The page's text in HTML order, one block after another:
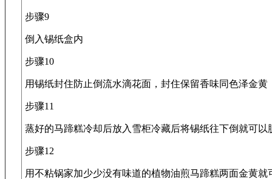
步骤9
倒入锡纸盒内
步骤10
用锡纸封住防止倒流水滴花面，封住保留香味同色泽金黄
步骤11
蒸好的马蹄糕冷却后放入雪柜冷藏后将锡纸往下倒就可以
步骤12
用不粘锅家加少少没有味道的植物油煎马蹄糕两面金黄